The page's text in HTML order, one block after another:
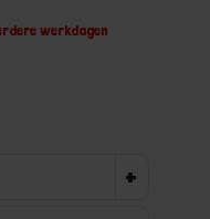
werkdagen
+